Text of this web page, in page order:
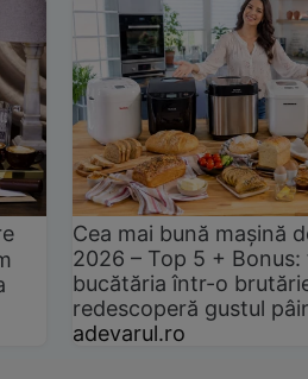
Cea mai bună mașină
2026 – Top 5 +
bucătăria într-o
redescoperă gustul
adevarul.ro